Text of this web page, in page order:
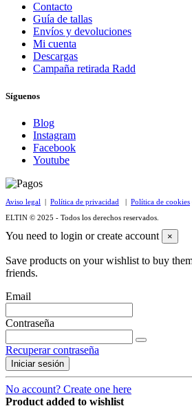
Contacto
Guía de tallas
Envíos y devoluciones
Mi cuenta
Descargas
Campaña retirada Radd
Síguenos
Blog
Instagram
Facebook
Youtube
Aviso legal | Política de privacidad | Política de cookies
ELTIN © 2025 - Todos los derechos reservados.
You need to login or create account ×
Save products on your wishlist to buy
friends.
Email
Contraseña
Recuperar contraseña
Iniciar sesión
No account? Create one here
Product added to wishlist